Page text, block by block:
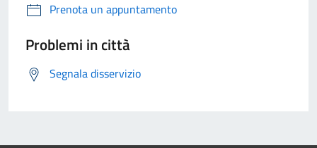
Prenota un appuntamento
Problemi in città
Segnala disservizio